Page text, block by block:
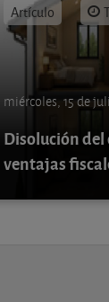
Artículo
miércoles, 15 de
Disolución
ventajas